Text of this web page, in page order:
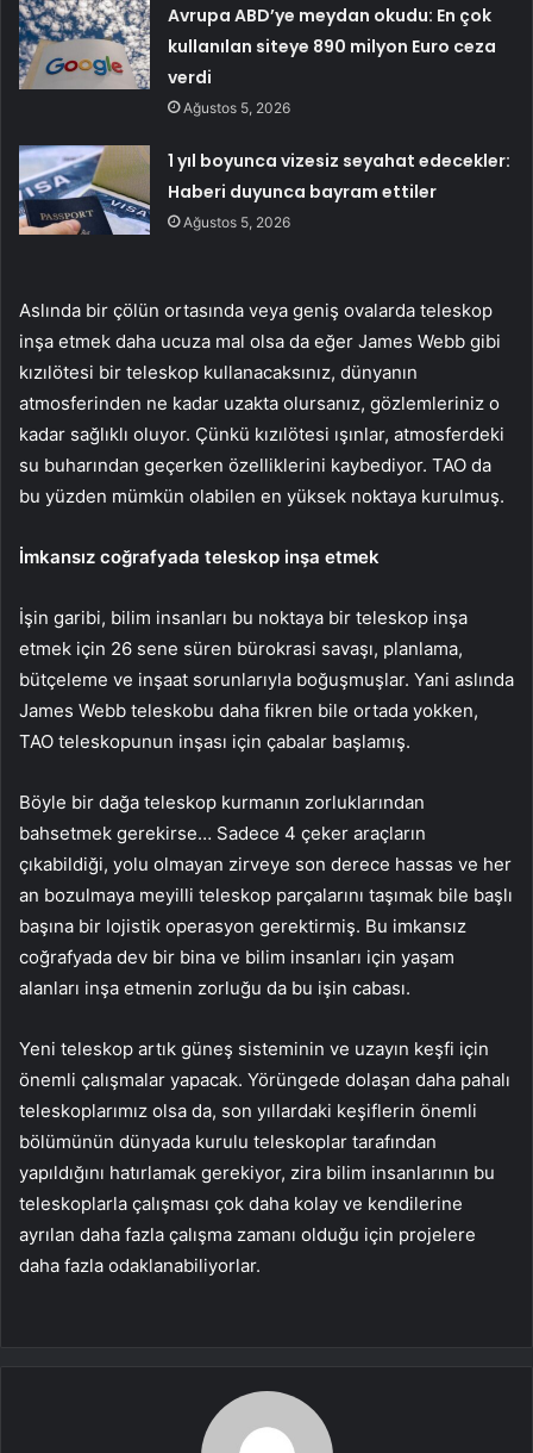
Avrupa ABD’ye meydan okudu: En çok
kullanılan siteye 890 milyon Euro ceza
verdi
Ağustos 5, 2026
1 yıl boyunca vizesiz seyahat edecekler:
Haberi duyunca bayram ettiler
Ağustos 5, 2026
Aslında bir çölün ortasında veya geniş ovalarda teleskop
inşa etmek daha ucuza mal olsa da eğer James Webb gibi
kızılötesi bir teleskop kullanacaksınız, dünyanın
atmosferinden ne kadar uzakta olursanız, gözlemleriniz o
kadar sağlıklı oluyor. Çünkü kızılötesi ışınlar, atmosferdeki
su buharından geçerken özelliklerini kaybediyor. TAO da
bu yüzden mümkün olabilen en yüksek noktaya kurulmuş.
İmkansız coğrafyada teleskop inşa etmek
İşin garibi, bilim insanları bu noktaya bir teleskop inşa
etmek için 26 sene süren bürokrasi savaşı, planlama,
bütçeleme ve inşaat sorunlarıyla boğuşmuşlar. Yani aslında
James Webb teleskobu daha fikren bile ortada yokken,
TAO teleskopunun inşası için çabalar başlamış.
Böyle bir dağa teleskop kurmanın zorluklarından
bahsetmek gerekirse… Sadece 4 çeker araçların
çıkabildiği, yolu olmayan zirveye son derece hassas ve her
an bozulmaya meyilli teleskop parçalarını taşımak bile başlı
başına bir lojistik operasyon gerektirmiş. Bu imkansız
coğrafyada dev bir bina ve bilim insanları için yaşam
alanları inşa etmenin zorluğu da bu işin cabası.
Yeni teleskop artık güneş sisteminin ve uzayın keşfi için
önemli çalışmalar yapacak. Yörüngede dolaşan daha pahalı
teleskoplarımız olsa da, son yıllardaki keşiflerin önemli
bölümünün dünyada kurulu teleskoplar tarafından
yapıldığını hatırlamak gerekiyor, zira bilim insanlarının bu
teleskoplarla çalışması çok daha kolay ve kendilerine
ayrılan daha fazla çalışma zamanı olduğu için projelere
daha fazla odaklanabiliyorlar.